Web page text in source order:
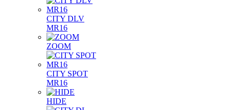
CITY DLV
MR16
ZOOM
CITY SPOT
MR16
HIDE